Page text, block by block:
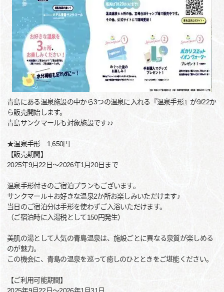
青島にある温泉施設の中から3つの温泉に入れる『温泉手形』が9/22か
ら販売開始します。
青島サンクマールも対象施設です♪♪
★温泉手形 1,650円
【販売期間】
2025年9月22日～2026年1月20日まで
温泉手形付きのご宿泊プランもございます。
サンクマール＋お好きな温泉2か所お楽しみいただけます♪
当日のご宿泊分は手形を使わずご入浴いただけます。
（ご宿泊時に入湯税として150円発生）
美肌の湯として人気の青島温泉は、施設ごとに異なる泉質が楽しめる
のが魅力。
この機会に、青島の温泉を巡って癒しのひとときをご堪能ください。
【ご利用可能期間】